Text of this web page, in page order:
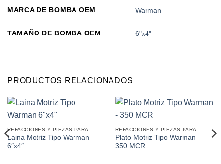
MARCA DE BOMBA OEM Warman
TAMAÑO DE BOMBA OEM 6"x4"
PRODUCTOS RELACIONADOS
Laina Motriz Tipo Warman
6″x4″
Plato Motriz Tipo Warman –
350 MCR